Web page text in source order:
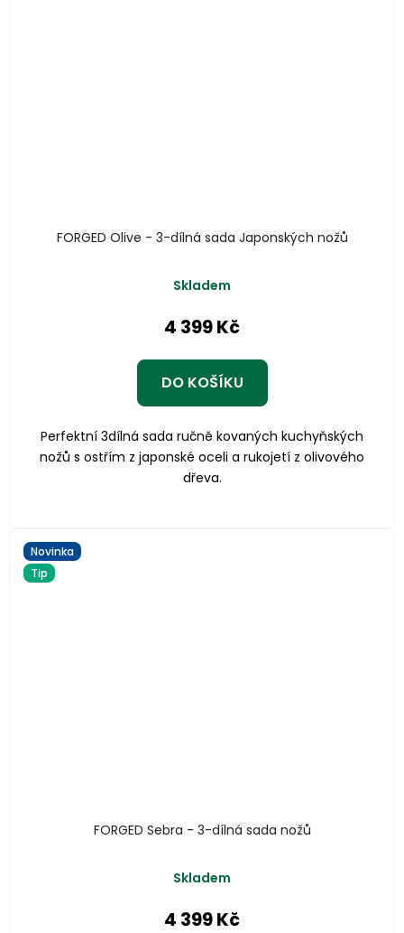
FORGED Olive - 3-dílná sada Japonských nožů
Skladem
4 399 Kč
DO KOŠÍKU
Perfektní 3dílná sada ručně kovaných kuchyňských
nožů s ostřím z japonské oceli a rukojetí z olivového
dřeva.
Novinka
Tip
FORGED Sebra - 3-dílná sada nožů
Skladem
4 399 Kč